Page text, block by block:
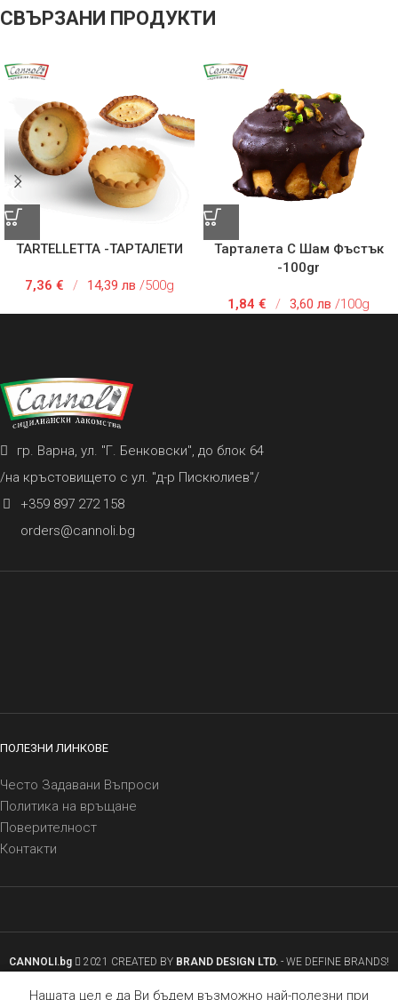
СВЪРЗАНИ ПРОДУКТИ
TARTELLETTA -ТАРТАЛЕТИ
7,36 € / 14,39 лв /500g
Тарталета С Шам Фъстък
-100gr
1,84 € / 3,60 лв /100g
гр. Варна, ул. "Г. Бенковски", до блок 64
/на кръстовището с ул. "д-р Пискюлиев"/
+359 897 272 158
orders@cannoli.bg
ПОЛЕЗНИ ЛИНКОВЕ
Често Задавани Въпроси
Политика на връщане
Поверителност
Контакти
CANNOLI.bg 2021 CREATED BY BRAND DESIGN LTD. - WE DEFINE BRANDS!
Нашата цел е да Ви бъдем възможно най-полезни при